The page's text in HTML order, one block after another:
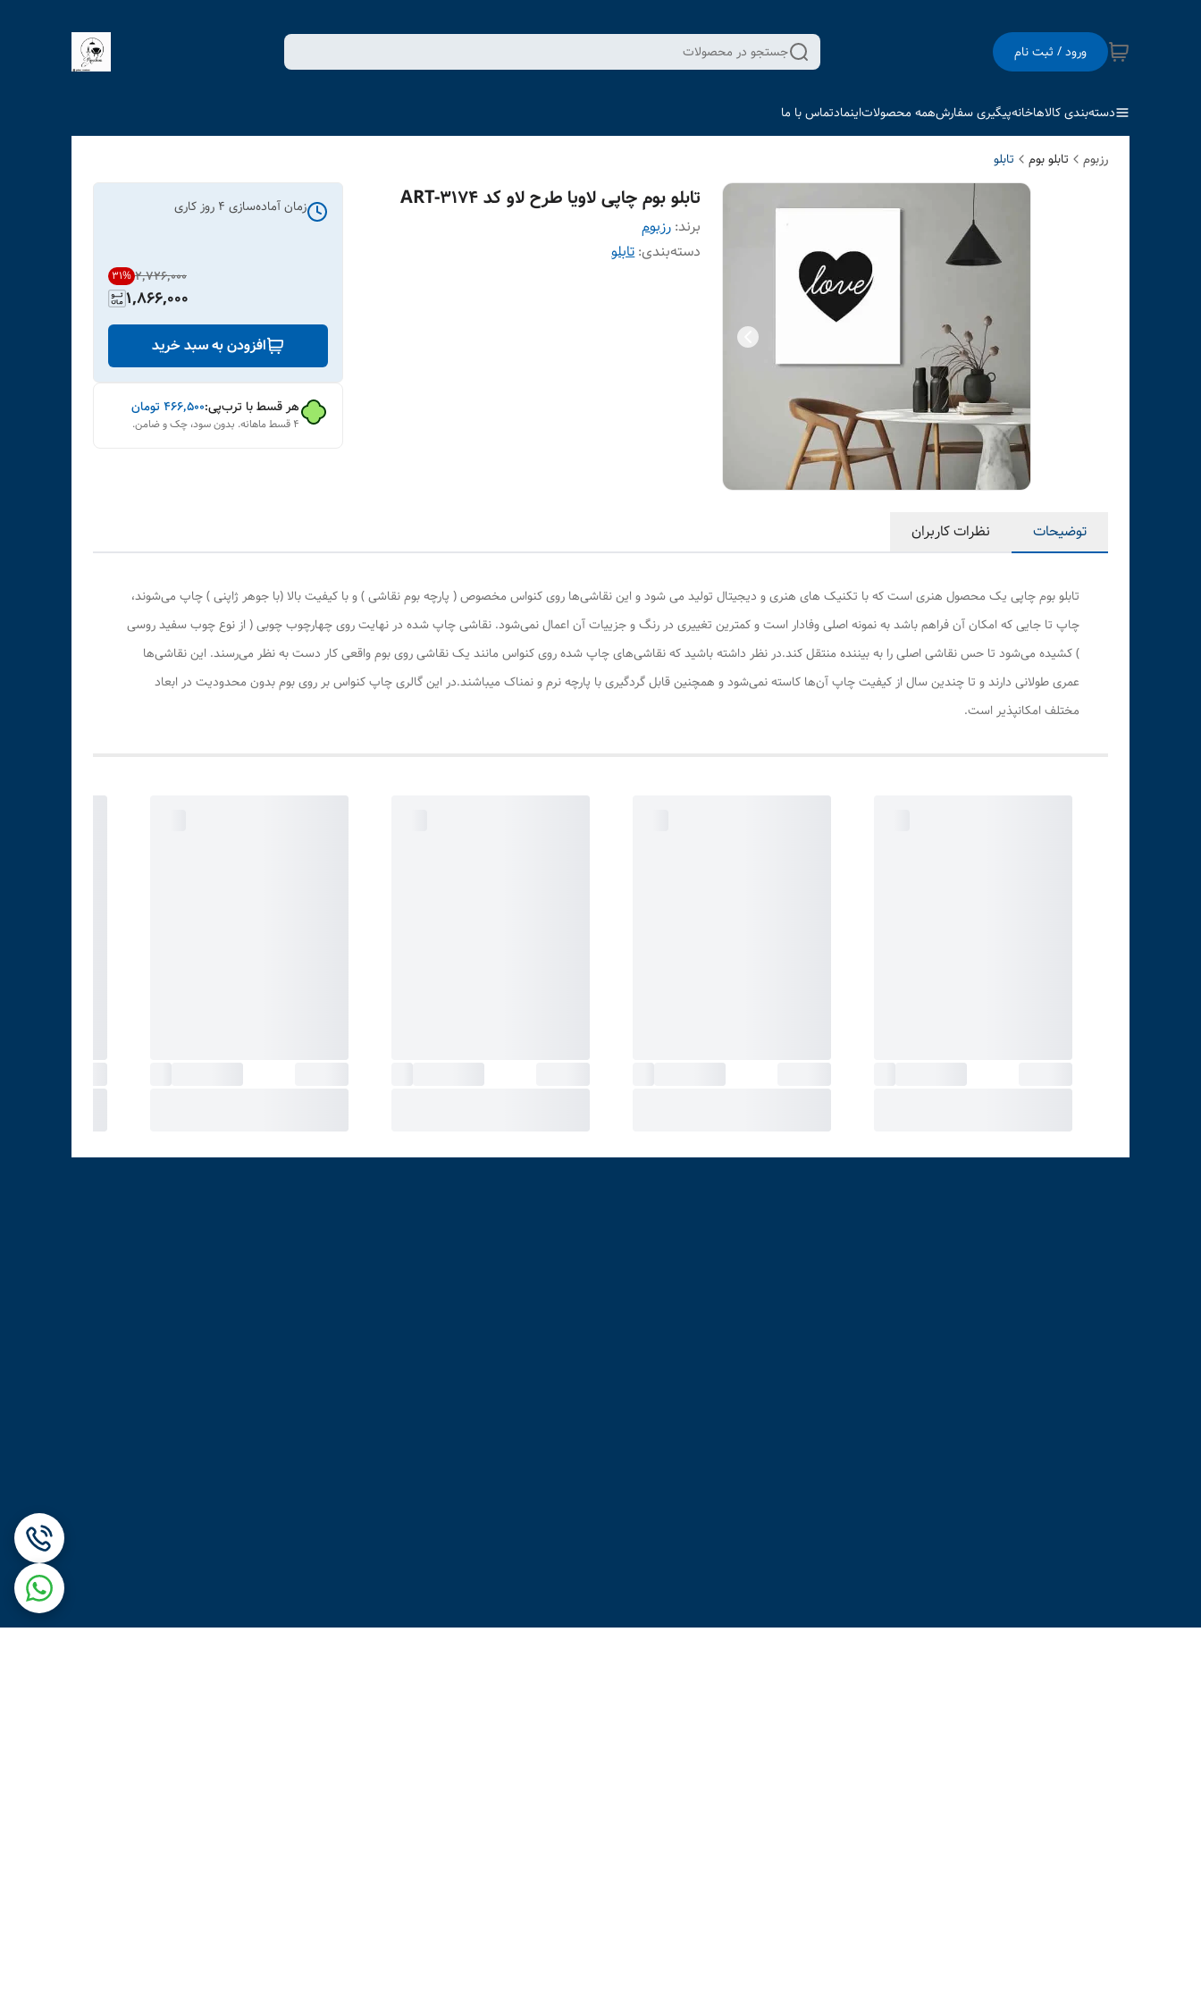
ورود / ثبت نام جستجو در محصولات
دسته‌بندی کالاهاخانهپیگیری سفارشهمه محصولاتاینمادتماس با ما
رزبوم تابلو بوم تابلو
تابلو بوم چاپی لاویا طرح لاو کد ART-3174
برند: رزبوم
دسته‌بندی:تابلو
زمان آماده‌سازی 4 روز کاری
۲٬۷۲۶٬۰۰۰ 31%
1,866,000
افزودن به سبد خرید
هر قسط با ترب‌پی:۴۶۶٬۵۰۰ تومان
۴ قسط ماهانه. بدون سود، چک و ضامن.
توضیحات نظرات کاربران
تابلو بوم چاپی یک محصول هنری است که با تکنیک های هنری و دیجیتال تولید می شود و این نقاشی‌ها روی کنواس مخصوص ( پارچه بوم نقاشی ) و با کیفیت بالا (با جوهر ژاپنی ) چاپ می‌شوند،
چاپ تا جایی که امکان آن فراهم باشد به نمونه اصلی وفادار است و کمترین تغییری در رنگ و جزییات آن اعمال نمی‌شود. نقاشی چاپ شده در نهایت روی چهارچوب چوبی ( از نوع چوب سفید روسی
) کشیده می‌شود تا حس نقاشی اصلی را به بیننده منتقل کند.در نظر داشته باشید که نقاشی‌های چاپ شده روی کنواس مانند یک نقاشی روی بوم واقعی کار دست به نظر می‌رسند. این نقاشی‌ها
عمری طولانی دارند و تا چندین سال از کیفیت چاپ آن‌ها کاسته نمی‌شود و همچنین قابل گردگیری با پارچه نرم و نمناک میباشند.در این گالری چاپ کنواس بر روی بوم بدون محدودیت در ابعاد
مختلف امکانپذیر است.